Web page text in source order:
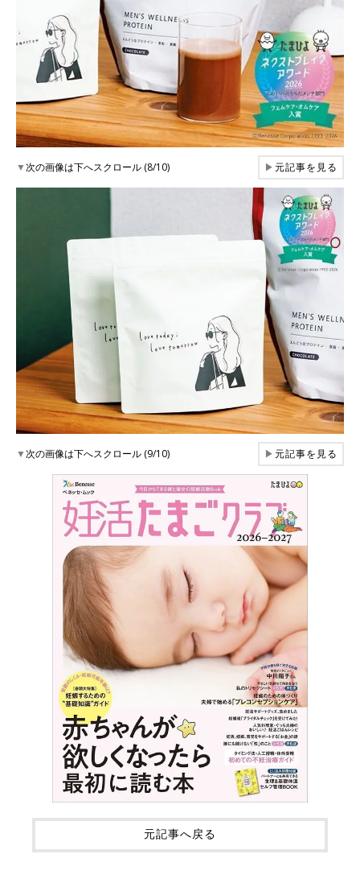
▼次の画像は下へスクロール (8/10) ▶元記事を見る
▼次の画像は下へスクロール (9/10) ▶元記事を見る
元記事へ戻る